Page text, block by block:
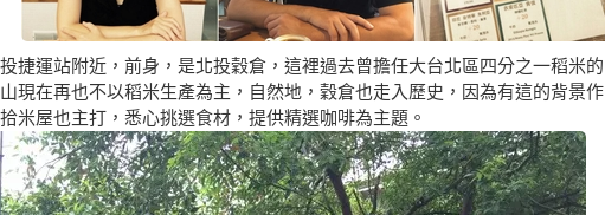
捷運站附近，前身，是北投穀倉，這裡過去曾擔任大台北區四分之一稻米的
現在再也不以稻米生產為主，自然地，穀倉也走入歷史，因為有這的背景作
米屋也主打，悉心挑選食材，提供精選咖啡為主題。